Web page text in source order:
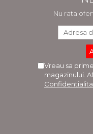
Nu rata
Vreau sa
magazinului.